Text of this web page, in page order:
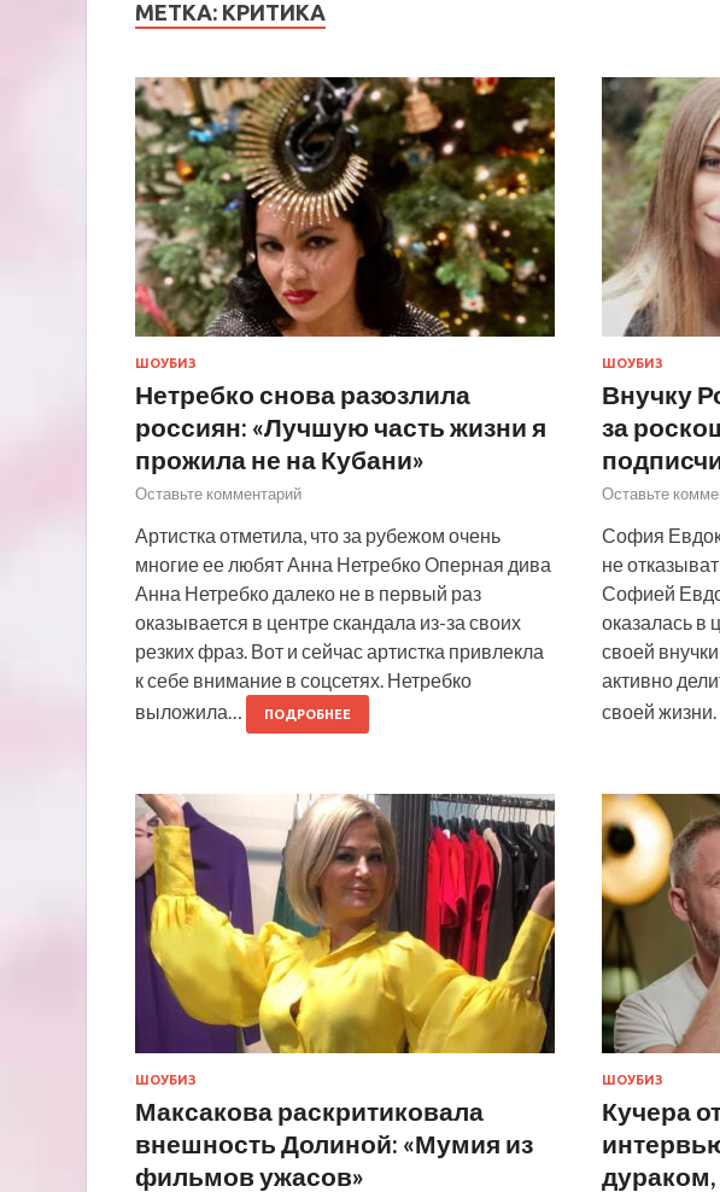
МЕТКА: КРИТИКА
ШОУБИЗ
Нетребко снова разозлила
россиян: «Лучшую часть жизни я
прожила не на Кубани»
Оставьте комментарий
Артистка отметила, что за рубежом очень
многие ее любят Анна Нетребко Оперная дива
Анна Нетребко далеко не в первый раз
оказывается в центре скандала из-за своих
резких фраз. Вот и сейчас артистка привлекла
к себе внимание в соцсетях. Нетребко
выложила…
ПОДРОБНЕЕ
ШОУБИЗ
Внучку
за
Оставьте
София
не
Софией
оказалась в
своей
активно
своей
ШОУБИЗ
Максакова раскритиковала
внешность Долиной: «Мумия из
фильмов ужасов»
ШОУБИЗ
Кучера